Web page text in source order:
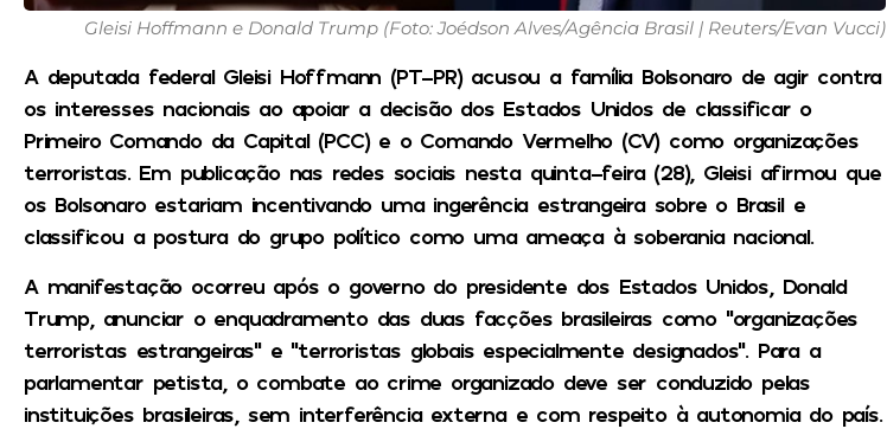
Gleisi Hoffmann e Donald Trump (Foto: Joédson Alves/Agência Brasil | Reuters/Evan Vucci)
A deputada federal Gleisi Hoffmann (PT-PR) acusou a família Bolsonaro de agir contra
os interesses nacionais ao apoiar a decisão dos Estados Unidos de classificar o
Primeiro Comando da Capital (PCC) e o Comando Vermelho (CV) como organizações
terroristas. Em publicação nas redes sociais nesta quinta-feira (28), Gleisi afirmou que
os Bolsonaro estariam incentivando uma ingerência estrangeira sobre o Brasil e
classificou a postura do grupo político como uma ameaça à soberania nacional.
A manifestação ocorreu após o governo do presidente dos Estados Unidos, Donald
Trump, anunciar o enquadramento das duas facções brasileiras como “organizações
terroristas estrangeiras” e “terroristas globais especialmente designados”. Para a
parlamentar petista, o combate ao crime organizado deve ser conduzido pelas
instituições brasileiras, sem interferência externa e com respeito à autonomia do país.